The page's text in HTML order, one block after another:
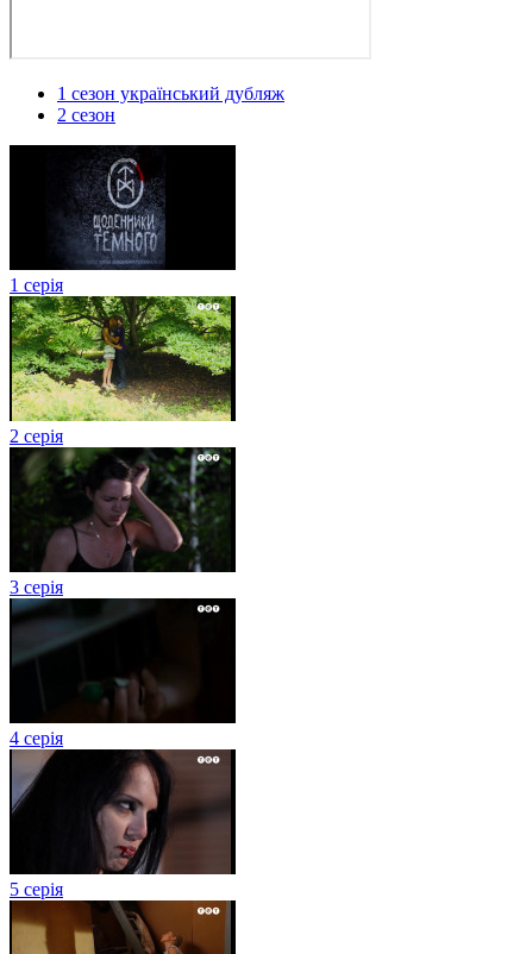
1 сезон український дубляж
2 сезон
1 серія
2 серія
3 серія
4 серія
5 серія